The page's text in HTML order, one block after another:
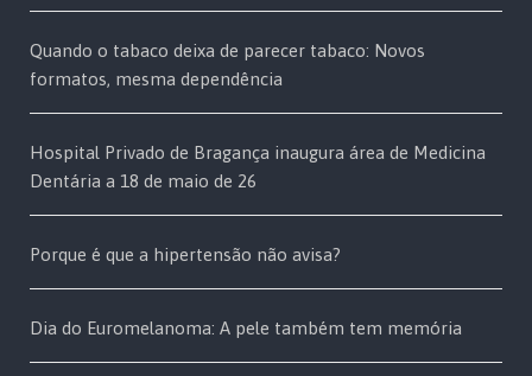
Quando o tabaco deixa de parecer tabaco: Novos
formatos, mesma dependência
Hospital Privado de Bragança inaugura área de Medicina
Dentária a 18 de maio de 26
Porque é que a hipertensão não avisa?
Dia do Euromelanoma: A pele também tem memória